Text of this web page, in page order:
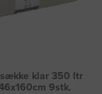
klar 350 ltr
9stk.